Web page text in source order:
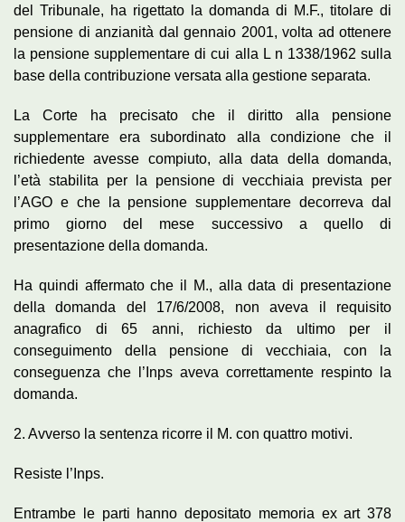
del Tribunale, ha rigettato la domanda di M.F., titolare di
pensione di anzianità dal gennaio 2001, volta ad ottenere
la pensione supplementare di cui alla L n 1338/1962 sulla
base della contribuzione versata alla gestione separata.
La Corte ha precisato che il diritto alla pensione
supplementare era subordinato alla condizione che il
richiedente avesse compiuto, alla data della domanda,
l’età stabilita per la pensione di vecchiaia prevista per
l’AGO e che la pensione supplementare decorreva dal
primo giorno del mese successivo a quello di
presentazione della domanda.
Ha quindi affermato che il M., alla data di presentazione
della domanda del 17/6/2008, non aveva il requisito
anagrafico di 65 anni, richiesto da ultimo per il
conseguimento della pensione di vecchiaia, con la
conseguenza che l’Inps aveva correttamente respinto la
domanda.
2. Avverso la sentenza ricorre il M. con quattro motivi.
Resiste l’Inps.
Entrambe le parti hanno depositato memoria ex art 378